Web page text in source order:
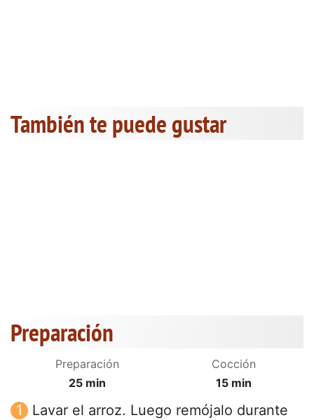
También te puede gustar
Preparación
Preparación
25 min
Cocción
15 min
Lavar el arroz. Luego remójalo durante